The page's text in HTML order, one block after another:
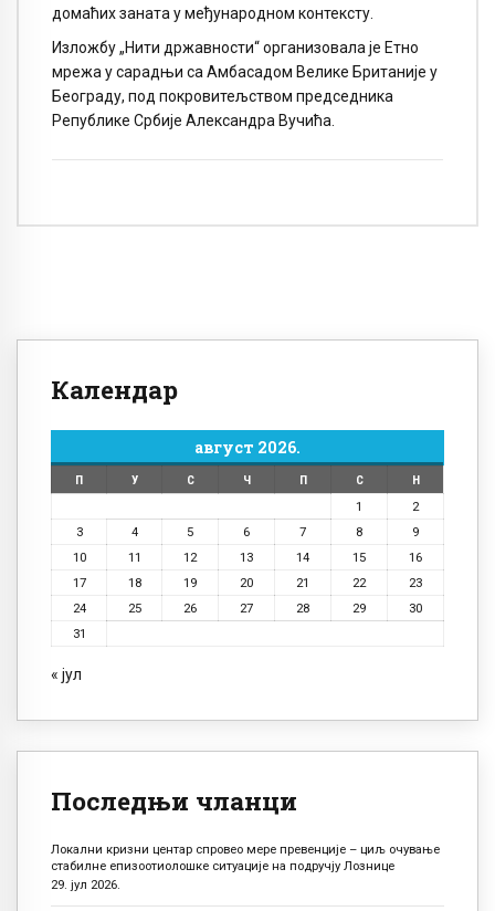
домаћих заната у међународном контексту.
Изложбу „Нити државности“ организовала је Eтно
мрежа у сарадњи са Aмбасадом Велике Британије у
Београду, под покровитељством председника
Републике Србије Александра Вучића.
Календар
август 2026.
П У С Ч П С
Н
1
2
3
4 5 6 7 8
9
10
11 12 13 14 15
16
17
18 19 20 21 22
23
24
25 26 27 28 29
30
31
« јул
Последњи чланци
Локални кризни центар спровео мере превенције – циљ очување
стабилне епизоотиолошке ситуације на подручју Лознице
29. јул 2026.